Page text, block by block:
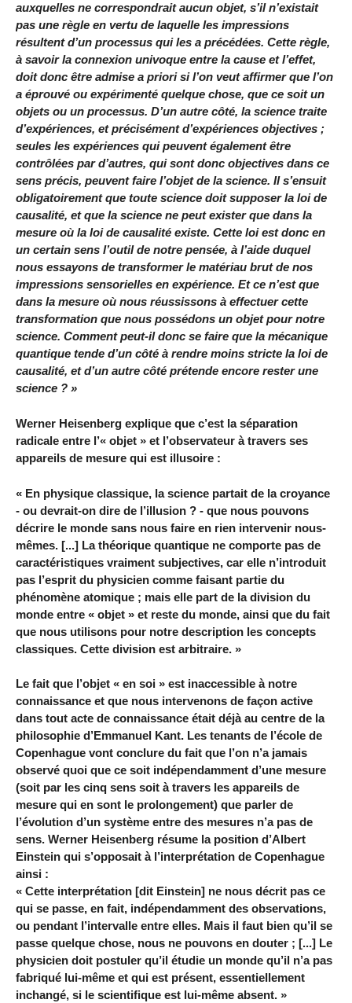
auxquelles ne correspondrait aucun objet, s’il n’existait
pas une règle en vertu de laquelle les impressions
résultent d’un processus qui les a précédées. Cette règle,
à savoir la connexion univoque entre la cause et l’effet,
doit donc être admise a priori si l’on veut affirmer que l’on
a éprouvé ou expérimenté quelque chose, que ce soit un
objets ou un processus. D’un autre côté, la science traite
d’expériences, et précisément d’expériences objectives ;
seules les expériences qui peuvent également être
contrôlées par d’autres, qui sont donc objectives dans ce
sens précis, peuvent faire l’objet de la science. Il s’ensuit
obligatoirement que toute science doit supposer la loi de
causalité, et que la science ne peut exister que dans la
mesure où la loi de causalité existe. Cette loi est donc en
un certain sens l’outil de notre pensée, à l’aide duquel
nous essayons de transformer le matériau brut de nos
impressions sensorielles en expérience. Et ce n’est que
dans la mesure où nous réussissons à effectuer cette
transformation que nous possédons un objet pour notre
science. Comment peut-il donc se faire que la mécanique
quantique tende d’un côté à rendre moins stricte la loi de
causalité, et d’un autre côté prétende encore rester une
science ? »
Werner Heisenberg explique que c’est la séparation
radicale entre l’« objet » et l’observateur à travers ses
appareils de mesure qui est illusoire :
« En physique classique, la science partait de la croyance
- ou devrait-on dire de l’illusion ? - que nous pouvons
décrire le monde sans nous faire en rien intervenir nous-
mêmes. [...] La théorique quantique ne comporte pas de
caractéristiques vraiment subjectives, car elle n’introduit
pas l’esprit du physicien comme faisant partie du
phénomène atomique ; mais elle part de la division du
monde entre « objet » et reste du monde, ainsi que du fait
que nous utilisons pour notre description les concepts
classiques. Cette division est arbitraire. »
Le fait que l’objet « en soi » est inaccessible à notre
connaissance et que nous intervenons de façon active
dans tout acte de connaissance était déjà au centre de la
philosophie d’Emmanuel Kant. Les tenants de l’école de
Copenhague vont conclure du fait que l’on n’a jamais
observé quoi que ce soit indépendamment d’une mesure
(soit par les cinq sens soit à travers les appareils de
mesure qui en sont le prolongement) que parler de
l’évolution d’un système entre des mesures n’a pas de
sens. Werner Heisenberg résume la position d’Albert
Einstein qui s’opposait à l’interprétation de Copenhague
ainsi :
« Cette interprétation [dit Einstein] ne nous décrit pas ce
qui se passe, en fait, indépendamment des observations,
ou pendant l’intervalle entre elles. Mais il faut bien qu’il se
passe quelque chose, nous ne pouvons en douter ; [...] Le
physicien doit postuler qu’il étudie un monde qu’il n’a pas
fabriqué lui-même et qui est présent, essentiellement
inchangé, si le scientifique est lui-même absent. »